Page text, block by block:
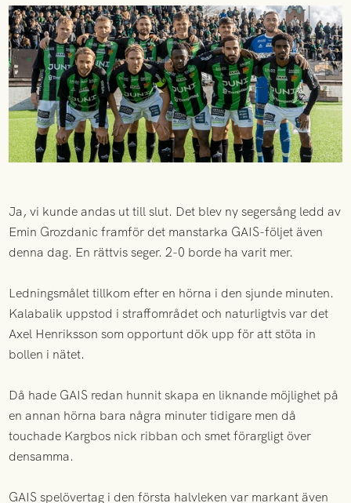
Ja, vi kunde andas ut till slut. Det blev ny segersång ledd av
Emin Grozdanic framför det manstarka GAIS-följet även
denna dag. En rättvis seger. 2-0 borde ha varit mer.
Ledningsmålet tillkom efter en hörna i den sjunde minuten.
Kalabalik uppstod i straffområdet och naturligtvis var det
Axel Henriksson som opportunt dök upp för att stöta in
bollen i nätet.
Då hade GAIS redan hunnit skapa en liknande möjlighet på
en annan hörna bara några minuter tidigare men då
touchade Kargbos nick ribban och smet förargligt över
densamma.
GAIS spelövertag i den första halvleken var markant även